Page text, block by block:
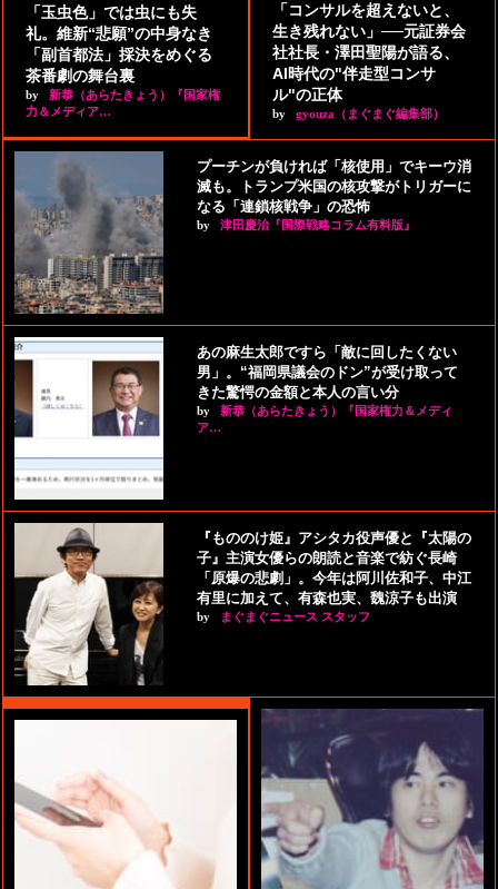
「玉虫色」では虫にも失
礼。維新“悲願”の中身なき
「副首都法」採決をめぐる
茶番劇の舞台裏
by
新恭（あらたきょう）『国家権
力＆メディア…
「コンサルを超えないと、
生き残れない」──元証券会
社社長・澤田聖陽が語る、
AI時代の"伴走型コンサ
ル"の正体
by gyouza（まぐまぐ編集部）
プーチンが負ければ「核使用」でキーウ消
滅も。トランプ米国の核攻撃がトリガーに
なる「連鎖核戦争」の恐怖
by 津田慶治『国際戦略コラム有料版』
あの麻生太郎ですら「敵に回したくない
男」。“福岡県議会のドン”が受け取って
きた驚愕の金額と本人の言い分
by
新恭（あらたきょう）『国家権力＆メディ
ア…
『もののけ姫』アシタカ役声優と『太陽の
子』主演女優らの朗読と音楽で紡ぐ長崎
「原爆の悲劇」。今年は阿川佐和子、中江
有里に加えて、有森也実、魏涼子も出演
by まぐまぐニュース スタッフ